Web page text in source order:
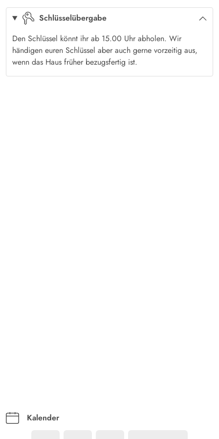
Schlüsselübergabe
Den Schlüssel könnt ihr ab 15.00 Uhr abholen. Wir
händigen euren Schlüssel aber auch gerne vorzeitig aus,
wenn das Haus früher bezugsfertig ist.
Kalender